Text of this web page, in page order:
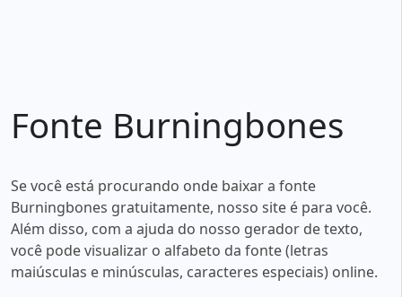
Fonte Burningbones
Se você está procurando onde baixar a fonte
Burningbones gratuitamente, nosso site é para você.
Além disso, com a ajuda do nosso gerador de texto,
você pode visualizar o alfabeto da fonte (letras
maiúsculas e minúsculas, caracteres especiais) online.